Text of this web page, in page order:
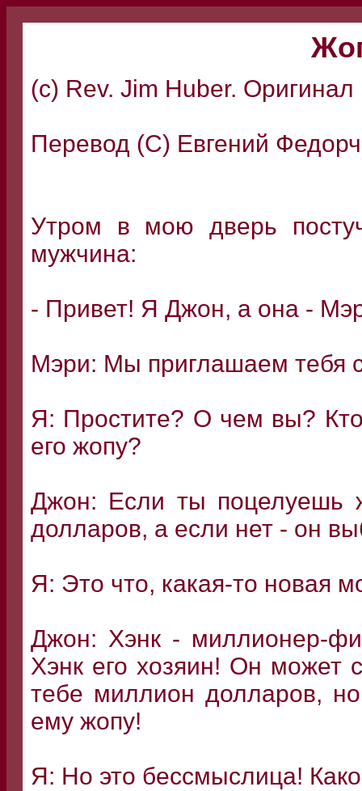
(c) Rev. Jim Huber. Оригинал
Перевод (С) Евгений
Утром в мою дверь
мужчина:
- Привет! Я Джон, а она -
Мэри: Мы приглашаем тебя
Я: Простите? О чем вы?
его жопу?
Джон: Если ты поцелуешь
долларов, а если нет - он
Я: Это что, какая-то новая
Джон: Хэнк - миллионер-
Хэнк его хозяин! Он может
тебе миллион долларов,
ему жопу!
Я: Но это бессмыслица!